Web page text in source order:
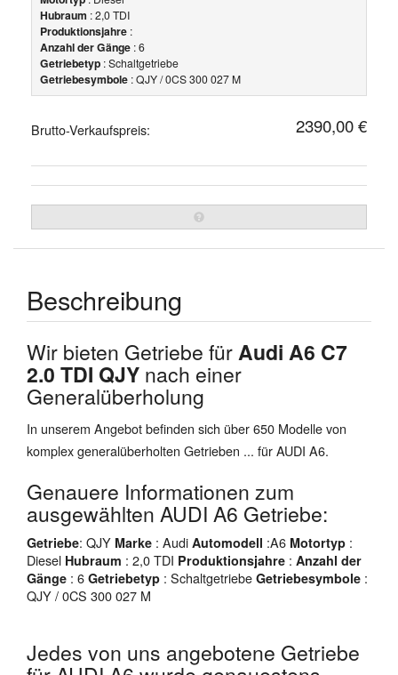
Hubraum : 2,0 TDI
Produktionsjahre :
Anzahl der Gänge : 6
Getriebetyp : Schaltgetriebe
Getriebesymbole : QJY / 0CS 300 027 M
Brutto-Verkaufspreis: 2390,00 €
Beschreibung
Wir bieten Getriebe fürAudi A6 C7
2.0 TDI QJY nach einer
Generalüberholung
In unserem Angebot befinden sich über 650 Modelle von
komplex generalüberholten Getrieben ... für AUDI A6.
Genauere Informationen zum
ausgewählten AUDI A6 Getriebe:
Getriebe: QJY Marke : Audi Automodell :A6 Motortyp :
Diesel Hubraum : 2,0 TDI Produktionsjahre : Anzahl der
Gänge : 6 Getriebetyp : Schaltgetriebe Getriebesymbole :
QJY / 0CS 300 027 M
Jedes von uns angebotene Getriebe